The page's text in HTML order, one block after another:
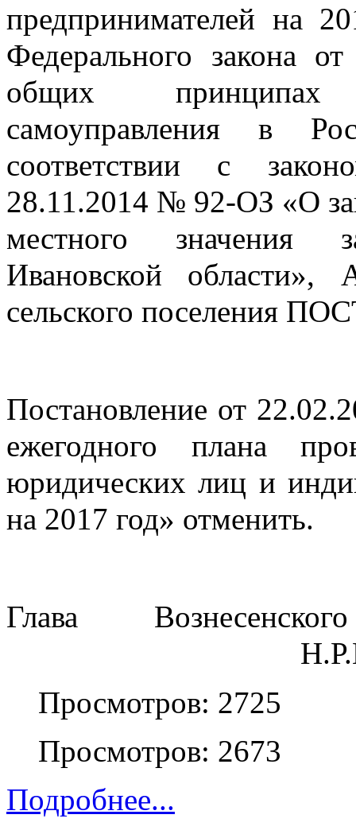
предпринимателей на
Федерального
общих принципах
самоуправления в
соответствии с
28.11.2014 № 92-ОЗ «О
местного значения
Ивановской области»,
сельского поселения
Постановление от
ежегодного плана
юридических лиц и
на 2017 год» отменить.
Глава
Просмотров: 2725
Просмотров: 2673
Подробнее...